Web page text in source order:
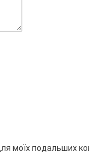
моїх подальших